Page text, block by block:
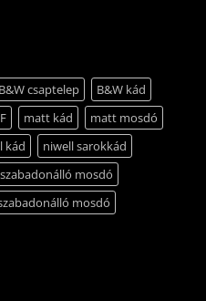
B&W csaptelep
B&W kád
matt kád
matt mosdó
kád
niwell sarokkád
mosdó
mosdó